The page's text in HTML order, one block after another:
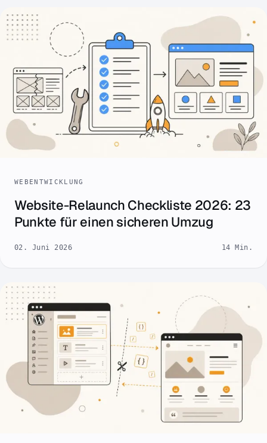
WEBENTWICKLUNG
Website-Relaunch Checkliste 2026: 23
Punkte für einen sicheren Umzug
02. Juni 2026 14 Min.